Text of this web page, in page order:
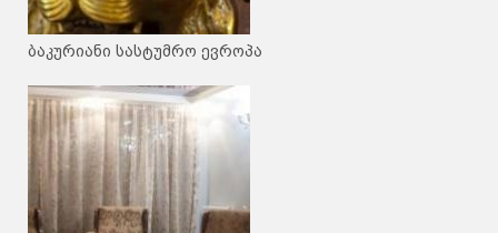
ბაკურიანი სასტუმრო ევროპა